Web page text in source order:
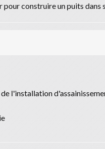
construire un puits dans
l'installation